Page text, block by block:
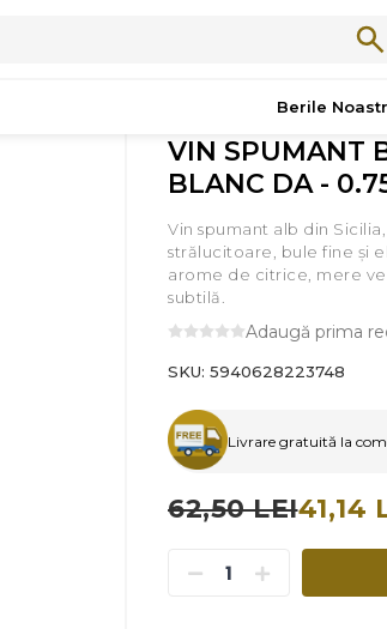
Berile
VIN SPUMANT BLANC DE BLANC DA - 0.75L
VIN SPUMANT
BLANC DA -
Vin spumant alb din
strălucitoare, bule fine și
arome de citrice, mere
subtilă.
Adaugă prima
SKU: 5940628223748
Livrare gratuită la
62,50 LEI41,14